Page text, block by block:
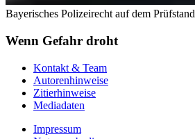
Bayerisches Polizeirecht auf dem Prüfstand
Wenn Gefahr droht
Kontakt & Team
Autorenhinweise
Zitierhinweise
Mediadaten
Impressum